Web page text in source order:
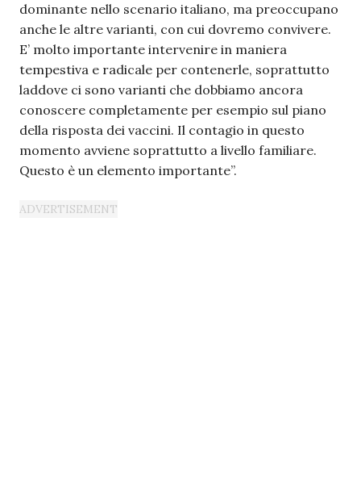
dominante nello scenario italiano, ma preoccupano
anche le altre varianti, con cui dovremo convivere.
E’ molto importante intervenire in maniera
tempestiva e radicale per contenerle, soprattutto
laddove ci sono varianti che dobbiamo ancora
conoscere completamente per esempio sul piano
della risposta dei vaccini. Il contagio in questo
momento avviene soprattutto a livello familiare.
Questo è un elemento importante”.